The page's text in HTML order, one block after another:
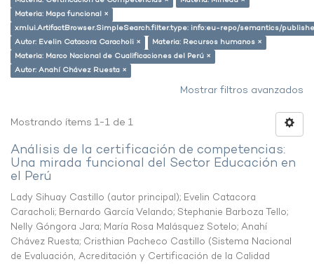
Materia: Mapa funcional ×
xmlui.ArtifactBrowser.SimpleSearch.filter.type: info:eu-repo/semantics/
Autor: Evelin Catacora Caracholi ×
Materia: Recursos humanos ×
Materia: Marco Nacional de Cualificaciones del Perú ×
Autor: Anahí Chávez Ruesta ×
Mostrar filtros avanzados
Mostrando ítems 1-1 de 1
Análisis de la certificación de competencias:
Una mirada funcional del Sector Educación en
el Perú
Lady Sihuay Castillo (autor principal); Evelin Catacora
Caracholi; Bernardo García Velando; Stephanie Barboza Tello;
Nelly Góngora Jara; María Rosa Malásquez Sotelo; Anahí
Chávez Ruesta; Cristhian Pacheco Castillo (Sistema Nacional
de Evaluación, Acreditación y Certificación de la Calidad